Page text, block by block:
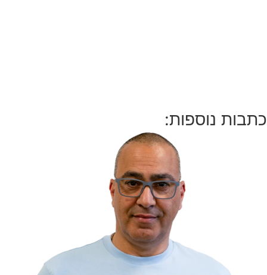
כתבות נוספות: